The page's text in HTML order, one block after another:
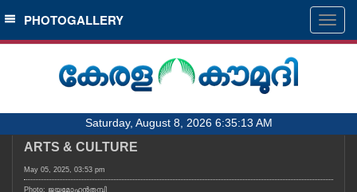
SECTIONS
HOME
NOTIFIED NEWS
KERALA
PHOTOGALLERY
Saturday, August 8, 2026 6:35:13 AM
ARTS & CULTURE
May 05, 2025, 03:53 pm
Photo: ജയമോഹൻതമ്പി